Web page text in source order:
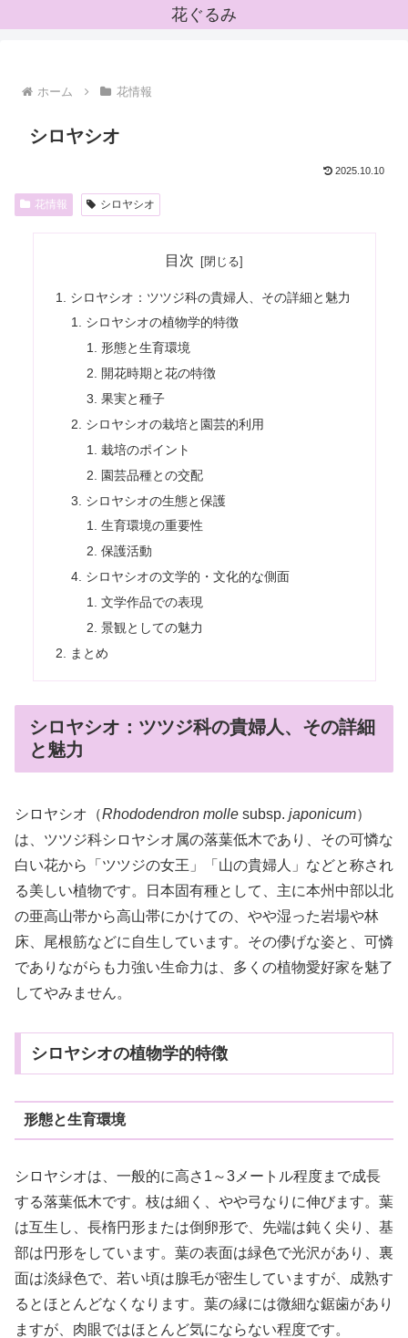
花ぐるみ
ホーム 花情報
シロヤシオ
2025.10.10
花情報 シロヤシオ
目次
シロヤシオ：ツツジ科の貴婦人、その詳細と魅力
シロヤシオの植物学的特徴
形態と生育環境
開花時期と花の特徴
果実と種子
シロヤシオの栽培と園芸的利用
栽培のポイント
園芸品種との交配
シロヤシオの生態と保護
生育環境の重要性
保護活動
シロヤシオの文学的・文化的な側面
文学作品での表現
景観としての魅力
まとめ
シロヤシオ：ツツジ科の貴婦人、その詳細
と魅力
シロヤシオ（Rhododendron molle subsp. japonicum）
は、ツツジ科シロヤシオ属の落葉低木であり、その可憐な
白い花から「ツツジの女王」「山の貴婦人」などと称され
る美しい植物です。日本固有種として、主に本州中部以北
の亜高山帯から高山帯にかけての、やや湿った岩場や林
床、尾根筋などに自生しています。その儚げな姿と、可憐
でありながらも力強い生命力は、多くの植物愛好家を魅了
してやみません。
シロヤシオの植物学的特徴
形態と生育環境
シロヤシオは、一般的に高さ1～3メートル程度まで成長
する落葉低木です。枝は細く、やや弓なりに伸びます。葉
は互生し、長楕円形または倒卵形で、先端は鈍く尖り、基
部は円形をしています。葉の表面は緑色で光沢があり、裏
面は淡緑色で、若い頃は腺毛が密生していますが、成熟す
るとほとんどなくなります。葉の縁には微細な鋸歯があり
ますが、肉眼ではほとんど気にならない程度です。